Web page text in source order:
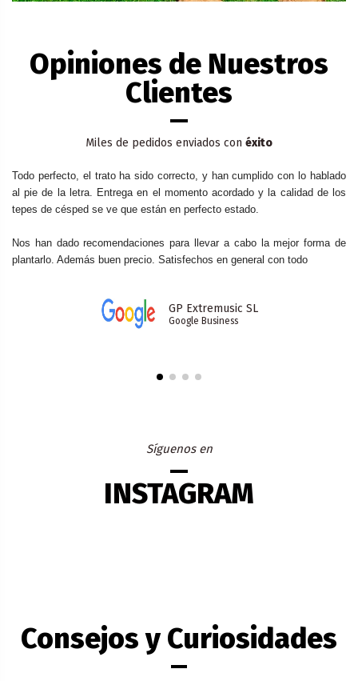
Opiniones de Nuestros
Clientes
Miles de pedidos enviados con éxito
Todo perfecto, el trato ha sido correcto, y han cumplido con lo hablado
al pie de la letra. Entrega en el momento acordado y la calidad de los
tepes de césped se ve que están en perfecto estado.
Nos han dado recomendaciones para llevar a cabo la mejor forma de
plantarlo. Además buen precio. Satisfechos en general con todo
GP Extremusic SL
Google Business
Síguenos en
INSTAGRAM
Consejos y Curiosidades